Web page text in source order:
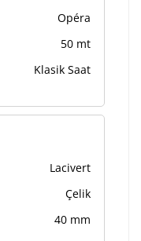
Opéra
50 mt
Klasik Saat
Lacivert
Çelik
40 mm